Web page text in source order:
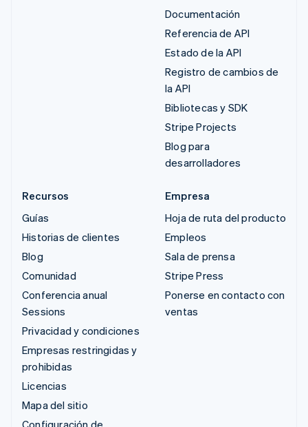
Documentación
Referencia de API
Estado de la API
Registro de cambios de
la API
Bibliotecas y SDK
Stripe Projects
Blog para
desarrolladores
Recursos
Guías
Historias de clientes
Blog
Comunidad
Conferencia anual
Sessions
Privacidad y condiciones
Empresas restringidas y
prohibidas
Licencias
Mapa del sitio
Empresa
Hoja de ruta del producto
Empleos
Sala de prensa
Stripe Press
Ponerse en contacto con
ventas